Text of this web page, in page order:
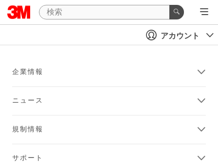
アカウント
企業情報
ニュース
規制情報
サポート